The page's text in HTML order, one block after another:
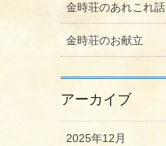
金時荘のあれこれ話
金時荘のお献立
アーカイブ
2025年12月